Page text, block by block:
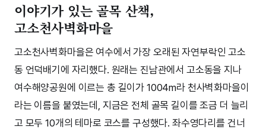
이야기가 있는 골목 산책,
고소천사벽화마을
고소천사벽화마을은 여수에서 가장 오래된 자연부락인 고소
동 언덕배기에 자리했다. 원래는 진남관에서 고소동을 지나
여수해양공원에 이르는 총 길이가 1004m라 천사벽화마을이
라는 이름을 붙였는데, 지금은 전체 골목 길이를 조금 더 늘리
고 모두 10개의 테마로 코스를 구성했다. 좌수영다리를 건너